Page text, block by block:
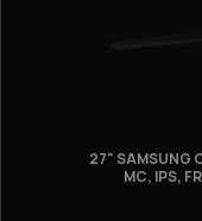
27" SAMSUNG
МС, IPS,